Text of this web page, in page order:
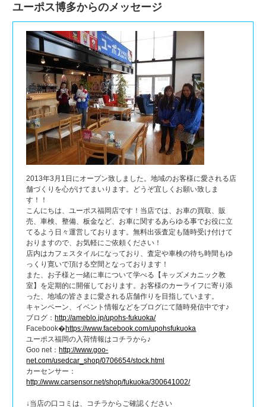
ユーポス博多からのメッセージ
2013年3月1日にオープン致しました。地域のお客様に愛される店
舗づくりを心がけてまいります。どうぞ宜しくお願い致しま
す！！
こんにちは、ユーポス福岡店です！当店では、お車の買取、販
売、車検、整備、板金など、お車に関するあらゆる事でお役に立
てるよう日々運営しております。無料出張査定も随時受け付けて
おりますので、お気軽にご依頼ください！
店内はカフェスタイルになっており、査定や車検の待ち時間もゆ
っくり寛いで頂ける空間となっております！
また、お子様と一緒に車について学べる【キッズメカニック教
室】を定期的に開催しております。お客様のカーライフに寄り添
った、地域の皆さまに愛される店舗作りを目指しています。
キャンペーン、イベント情報などをブログにて随時発信中です♪
ブログ：http://ameblo.jp/upohs-fukuoka/
Facebook�https://www.facebook.com/upohsfukuoka
ユーポス福岡の入荷情報はコチラから♪
Goo net：http://www.goo-
net.com/usedcar_shop/0706654/stock.html
カーセンサー：
http://www.carsensor.net/shop/fukuoka/300641002/
↓当店の口コミは、コチラからご確認ください